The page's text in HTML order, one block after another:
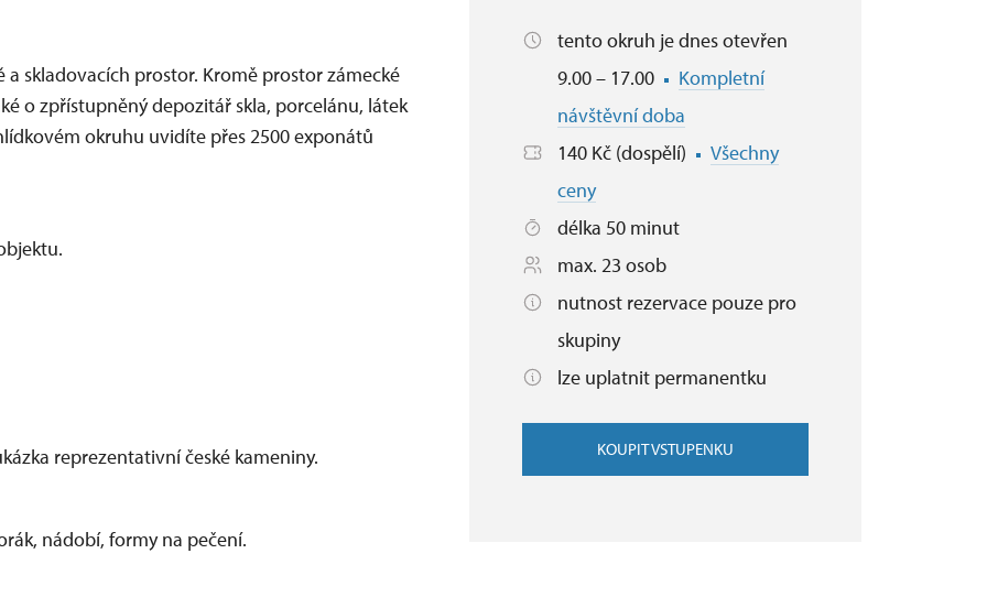
skladovacích prostor. Kromě prostor zámecké
o zpřístupněný depozitář skla, porcelánu, látek
okruhu uvidíte přes 2500 exponátů
reprezentativní české kameniny.
nádobí, formy na pečení.
tento okruh je dnes otevřen
9.00 – 17.00
Kompletní
návštěvní doba
140 Kč (dospělí)
Všechny
ceny
délka 50 minut
max. 23 osob
nutnost rezervace pouze pro
skupiny
lze uplatnit permanentku
KOUPIT VSTUPENKU